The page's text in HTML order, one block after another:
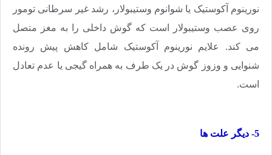
نورینوم آکوستیک یا شوانوم وستیبولار، رشد غیر سرطانی تومور
روی عصب وستیبولار است که گوش داخلی را به مغز متصل
می کند. علایم نورینوم آکوستیک شامل کاهش پیش رونده
شنوایی و وزوز گوش در یک طرف به همراه گیجی یا عدم تعادل
است.
5- دیگر علت ها